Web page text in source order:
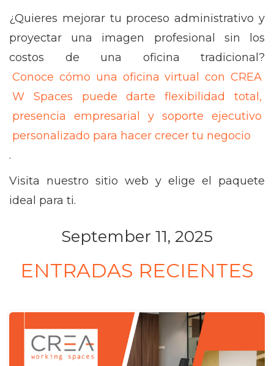
¿Quieres mejorar tu proceso administrativo y
proyectar una imagen profesional sin los
costos de una oficina tradicional?
Conoce cómo una oficina virtual con CREA
W Spaces puede darte flexibilidad total,
presencia empresarial y soporte ejecutivo
personalizado para hacer crecer tu negocio
.
Visita nuestro sitio web y elige el paquete
ideal para ti.
September 11, 2025
ENTRADAS RECIENTES